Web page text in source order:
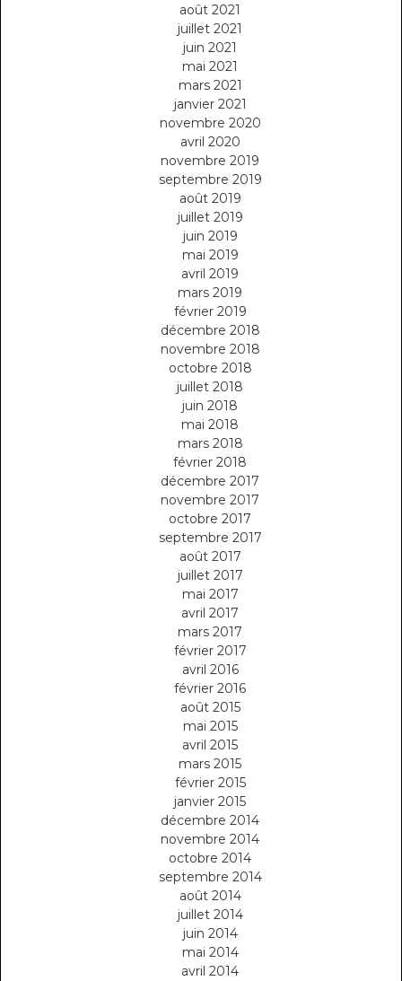
août 2021
juillet 2021
juin 2021
mai 2021
mars 2021
janvier 2021
novembre 2020
avril 2020
novembre 2019
septembre 2019
août 2019
juillet 2019
juin 2019
mai 2019
avril 2019
mars 2019
février 2019
décembre 2018
novembre 2018
octobre 2018
juillet 2018
juin 2018
mai 2018
mars 2018
février 2018
décembre 2017
novembre 2017
octobre 2017
septembre 2017
août 2017
juillet 2017
mai 2017
avril 2017
mars 2017
février 2017
avril 2016
février 2016
août 2015
mai 2015
avril 2015
mars 2015
février 2015
janvier 2015
décembre 2014
novembre 2014
octobre 2014
septembre 2014
août 2014
juillet 2014
juin 2014
mai 2014
avril 2014